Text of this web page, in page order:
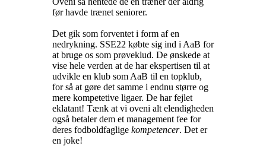
før havde trænet seniorer.
Det gik som forventet i form af en
nedrykning. SSE22 købte sig ind i AaB for
at bruge os som prøveklud. De ønskede at
vise hele verden at de har ekspertisen til at
udvikle en klub som AaB til en topklub,
for så at gøre det samme i endnu større og
mere kompetetive ligaer. De har fejlet
eklatant! Tænk at vi oveni alt elendigheden
også betaler dem et management fee for
deres fodboldfaglige kompetencer. Det er
en joke!